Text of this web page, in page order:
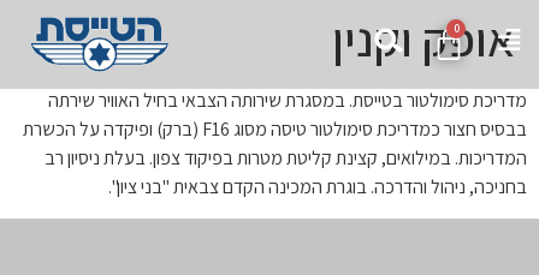
0
אופק וקנין
מדריכת סימולטור בטייסת. במסגרת שירותה הצבאי בחיל האוויר שירתה
בבסיס חצור כמדריכת סימולטור טיסה מסוג F16 (ברק) ופיקדה על הכשרת
המדריכות. במילואים, קצינת קליטת מטרות בפיקוד צפון. בעלת ניסיון רב
בחניכה, ניהול והדרכה. בוגרת המכינה הקדם צבאית "בני ציון".